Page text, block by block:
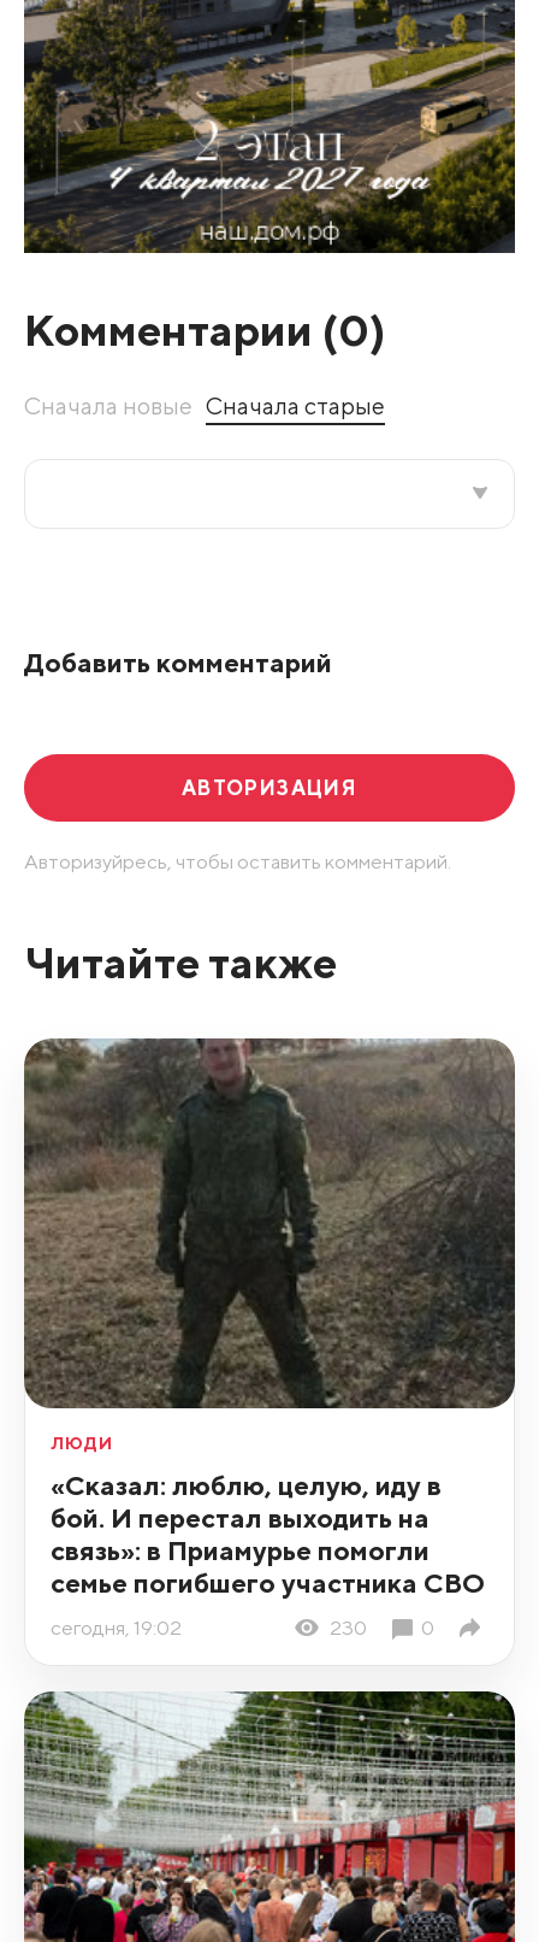
Комментарии (0)
Сначала новые Сначала старые
Добавить комментарий
АВТОРИЗАЦИЯ
Авторизуйресь, чтобы оставить комментарий.
Читайте также
ЛЮДИ
«Сказал: люблю, целую, иду в
бой. И перестал выходить на
связь»: в Приамурье помогли
семье погибшего участника СВО
сегодня, 19:02 230 0